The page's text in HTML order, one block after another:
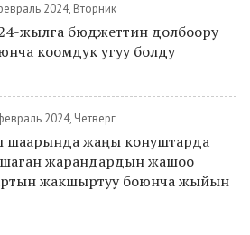
2024, Вторник
жылга бюджеттин долбоору
коомдук угуу болду
2024, Четверг
шаарында жаңы конуштарда
жарандардын жашоо
жакшыртуу боюнча жыйын